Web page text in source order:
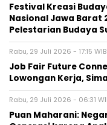
Festival Kreasi
Nasional Jawa Barat
Pelestarian Budaya
Rabu, 29 Juli 2026 - 17:15 WIB
Job Fair Future
Lowongan Kerja,
Rabu, 29 Juli 2026 - 06:31
Puan Maharani: